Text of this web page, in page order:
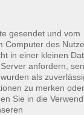
Lkr. Erding
im Lkr.
gesendet und vom
Computer des
in einer kleinen
anfordern,
als
zu merken
Sie in die